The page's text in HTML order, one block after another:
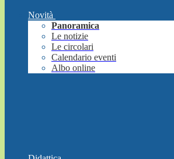
Novità
Panoramica
Le notizie
Le circolari
Calendario eventi
Albo online